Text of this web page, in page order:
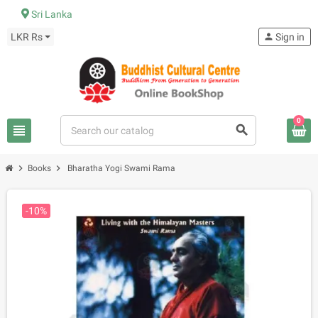
Sri Lanka
LKR Rs
view_headline search
person Sign in
0
chevron_right Books chevron_right Bharatha Yogi Swami Rama
-10%